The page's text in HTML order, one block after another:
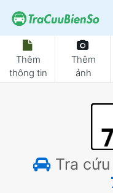
Thêm
thông tin
Thêm
ảnh
Tra cứu